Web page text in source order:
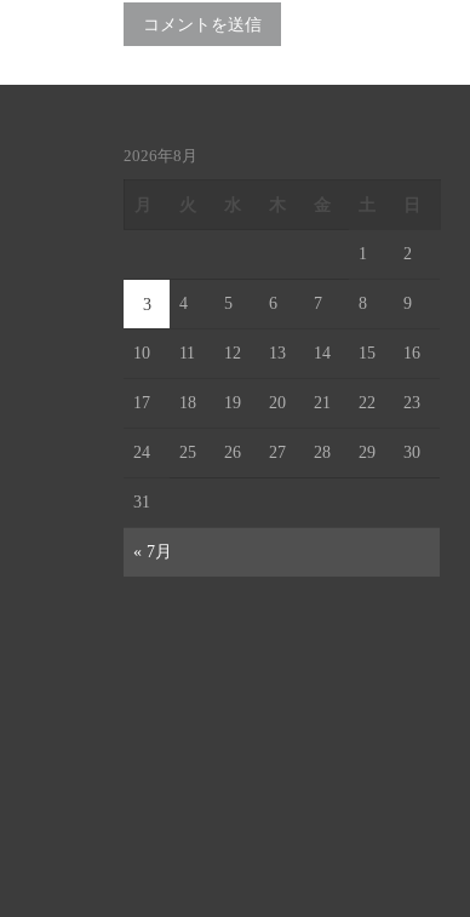
2026年8月
« 7月
1 2
3 4 5 6 7 8 9
10 11 12 13 14 15 16
17 18 19 20 21 22 23
24 25 26 27 28 29 30
31